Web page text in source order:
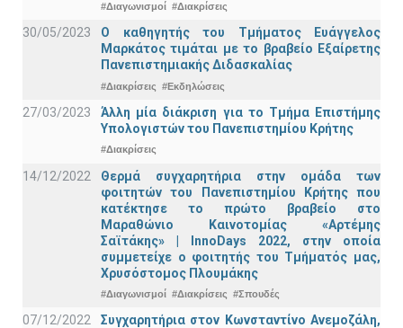
#Διαγωνισμοί #Διακρίσεις
30/05/2023
Ο καθηγητής του Τμήματος Ευάγγελος
Μαρκάτος τιμάται με το βραβείο Εξαίρετης
Πανεπιστημιακής Διδασκαλίας
#Διακρίσεις #Εκδηλώσεις
27/03/2023
Άλλη μία διάκριση για το Τμήμα Επιστήμης
Υπολογιστών του Πανεπιστημίου Κρήτης
#Διακρίσεις
14/12/2022
Θερμά συγχαρητήρια στην ομάδα των
φοιτητών του Πανεπιστημίου Κρήτης που
κατέκτησε το πρώτο βραβείο στο
Μαραθώνιο Καινοτομίας «Αρτέμης
Σαϊτάκης» | InnoDays 2022, στην οποία
συμμετείχε ο φοιτητής του Τμήματός μας,
Χρυσόστομος Πλουμάκης
#Διαγωνισμοί #Διακρίσεις #Σπουδές
07/12/2022 Συγχαρητήρια στον Κωνσταντίνο Ανεμοζάλη,